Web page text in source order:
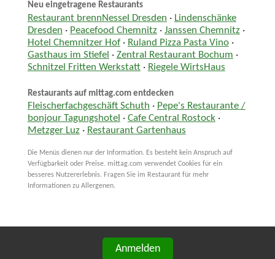
Neu eingetragene Restaurants
Restaurant brennNessel Dresden · Lindenschänke
Dresden · Peacefood Chemnitz· Janssen Chemnitz·
Hotel Chemnitzer Hof· Ruland Pizza Pasta Vino·
Gasthaus im Stiefel · Zentral Restaurant Bochum ·
Schnitzel Fritten Werkstatt· Riegele WirtsHaus
Restaurants auf mittag.com entdecken
Fleischerfachgeschäft Schuth · Pepe's Restaurante /
bonjour Tagungshotel · Cafe Central Rostock·
Metzger Luz· Restaurant Gartenhaus
Die Menüs dienen nur der Information. Es besteht kein Anspruch auf
Verfügbarkeit oder Preise. mittag.com verwendet Cookies für ein
besseres Nutzererlebnis. Fragen Sie im Restaurant für mehr
Informationen zu Allergenen.
Anmelden